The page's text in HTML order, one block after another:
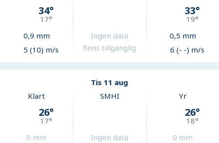
34°
17°
0,9 mm
5 (10) m/s
Ingen data
finns tillgänglig
33°
19°
0,5 mm
6 (- -) m/s
Tis 11 aug
Klart
26°
17°
0 mm
SMHI
Ingen data
Yr
26°
18°
0 mm